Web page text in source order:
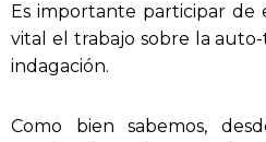
Es importante participar de
vital el trabajo sobre la
indagación.
Como bien sabemos,